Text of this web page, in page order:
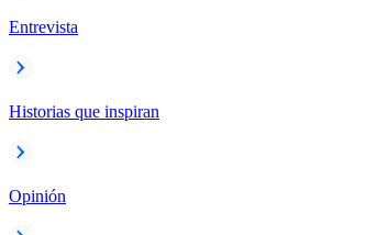
Entrevista
Historias que inspiran
Opinión